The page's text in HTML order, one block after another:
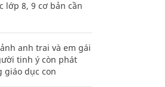
lớp 8, 9 cơ bản cần
anh trai và em gái
tinh ý còn phát
giáo dục con